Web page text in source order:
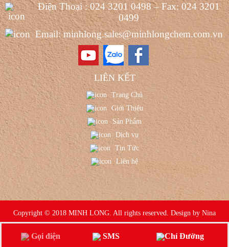
Điện Thoại : 024 3201 0498 – Fax: 024 3201
0499
Email: minhlong.sales@minhlongchem.com.vn
LIÊN KẾT
Trang Chủ
Giới Thiệu
Sản Phẩm
Dịch vụ
Tin Tức
Liên hệ
Copyright © 2018 MINH LONG. All rights reserved. Design by Nina
Gọi điện SMS Chỉ Đường